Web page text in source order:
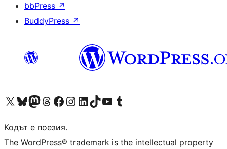
bbPress ↗
BuddyPress ↗
Visit our X (formerly Twitter) account
Visit our Bluesky account
Visit our Mastodon account
Visit our Threads account
Посетете нашата страница във Facebook
Посетете нашия профил в Instagram
Посетете нашия профил в LinkedIn
Visit our TikTok account
Visit our YouTube channel
Visit our Tumblr account
Кодът е поезия.
The WordPress® trademark is the intellectual property